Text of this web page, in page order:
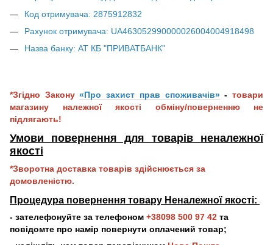
Код отримувача: 2875912832
Рахунок отримувача: UA463052990000026004004918498
Назва банку: АТ КБ "ПРИВАТБАНК"
*Згідно Закону «Про захист прав споживачів» - товари
магазину належної якості обміну/поверненню не
підлягають!
Умови повернення для товарів неналежної
якості
*Зворотна доставка товарів здійснюється за
домовленістю.
Процедура повернення товару Неналежної якості:
- зателефонуйте за телефоном +38098 500 97 42 та
повідомте про намір повернути оплачений товар;